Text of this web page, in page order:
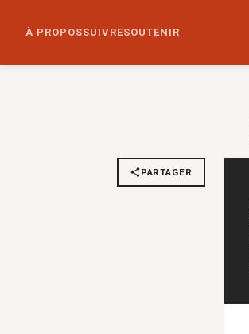
À PROPOSSUIVRESOUTENIR
PARTAGER